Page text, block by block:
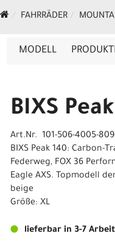
FAHRRÄDER
MODELL
BIXS
Art.Nr. 101-506-4005-
BIXS Peak 140: Carbon-
Federweg, FOX 36
Eagle AXS. Topmodell
beige
Größe: XL
lieferbar in 3-7